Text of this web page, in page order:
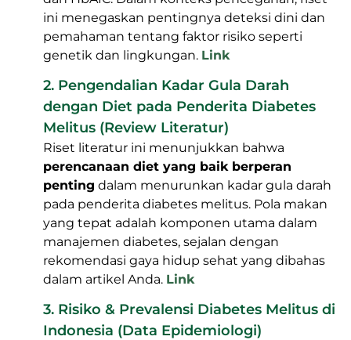
ini menegaskan pentingnya deteksi dini dan
pemahaman tentang faktor risiko seperti
genetik dan lingkungan. Link
2. Pengendalian Kadar Gula Darah
dengan Diet pada Penderita Diabetes
Melitus (Review Literatur)
Riset literatur ini menunjukkan bahwa
perencanaan diet yang baik berperan
penting dalam menurunkan kadar gula darah
pada penderita diabetes melitus. Pola makan
yang tepat adalah komponen utama dalam
manajemen diabetes, sejalan dengan
rekomendasi gaya hidup sehat yang dibahas
dalam artikel Anda. Link
3. Risiko & Prevalensi Diabetes Melitus di
Indonesia (Data Epidemiologi)